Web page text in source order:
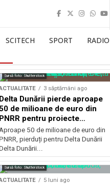
SCITECH SPORT RADIO
Sursă foto: Shutterstock
3 săptămâni ago
Delta Dunării pierde aproape
50 de milioane de euro din
PNRR pentru proiecte
esențiale50 de milioane de euro din
pierduți pentru Delta Dunării
Dunării...
Sursă foto: Shutterstock
5 luni ago